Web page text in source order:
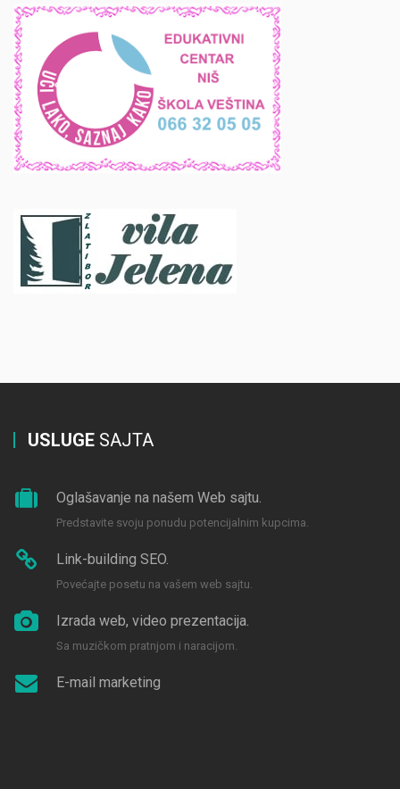
USLUGE SAJTA
Oglašavanje na našem Web sajtu.
Predstavite svoju ponudu potencijalnim kupcima.
Link-building SEO.
Povećajte posetu na vašem web sajtu.
Izrada web, video prezentacija.
Sa muzičkom pratnjom i naracijom.
E-mail marketing